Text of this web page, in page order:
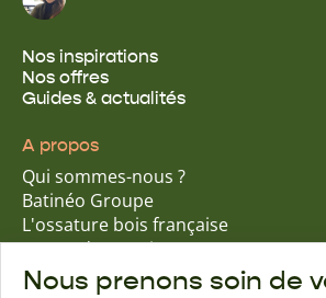
Nos inspirations
Nos offres
Guides & actualités
A propos
Qui sommes-nous ?
Batinéo Groupe
L'ossature bois française
15 ans d'expertise
Nos engagements écologiques
Nous prenons soin de